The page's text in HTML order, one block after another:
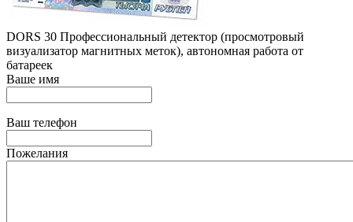
DORS 30 Профессиональный детектор (просмотровый
визуализатор магнитных меток), автономная работа от
батареек
Ваше имя
Ваш телефон
Пожелания